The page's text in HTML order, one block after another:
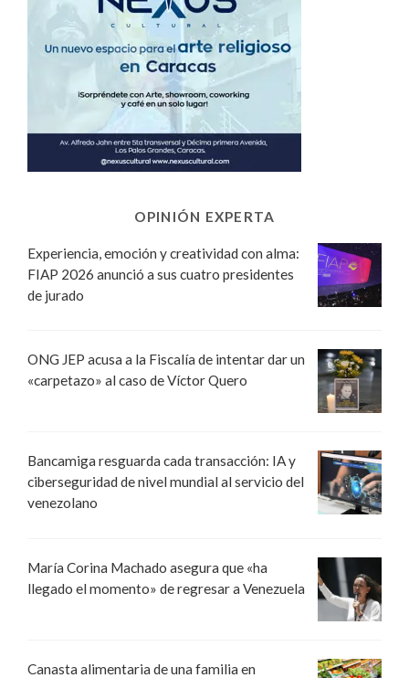
OPINIÓN EXPERTA
Experiencia, emoción y creatividad con alma:
FIAP 2026 anunció a sus cuatro presidentes
de jurado
ONG JEP acusa a la Fiscalía de intentar dar un
«carpetazo» al caso de Víctor Quero
Bancamiga resguarda cada transacción: IA y
ciberseguridad de nivel mundial al servicio del
venezolano
María Corina Machado asegura que «ha
llegado el momento» de regresar a Venezuela
Canasta alimentaria de una familia en